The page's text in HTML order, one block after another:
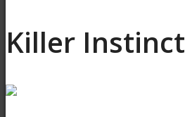
Killer Instinct